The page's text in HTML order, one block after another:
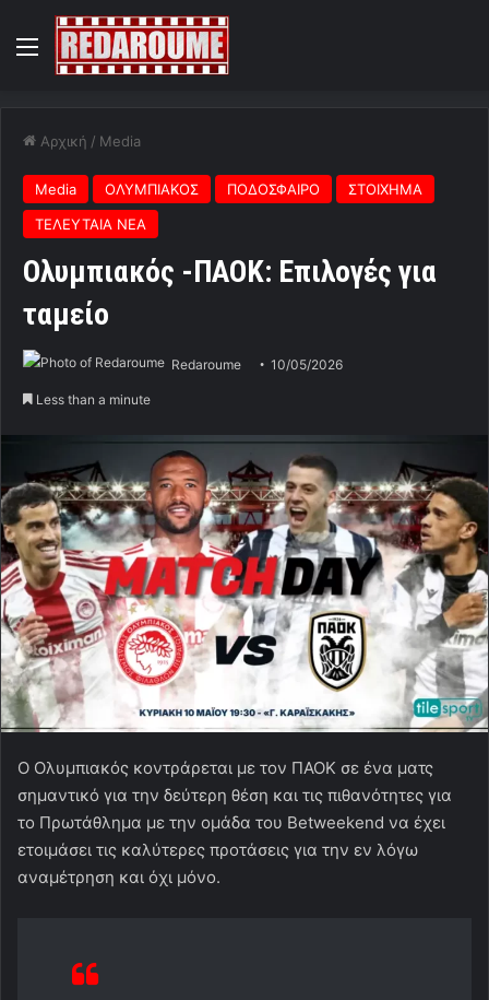
Menu
Αρχική / Media
Media ΟΛΥΜΠΙΑΚΟΣ ΠΟΔΟΣΦΑΙΡΟ
ΣΤΟΙΧΗΜΑ
ΤΕΛΕΥΤΑΙΑ ΝΕΑ
Ολυμπιακός -ΠΑΟΚ: Επιλογές για
ταμείο
Redaroume 10/05/2026
Less than a minute
Ο Ολυμπιακός κοντράρεται με τον ΠΑΟΚ σε ένα ματς
σημαντικό για την δεύτερη θέση και τις πιθανότητες για
το Πρωτάθλημα με την ομάδα του Betweekend να έχει
ετοιμάσει τις καλύτερες προτάσεις για την εν λόγω
αναμέτρηση και όχι μόνο.